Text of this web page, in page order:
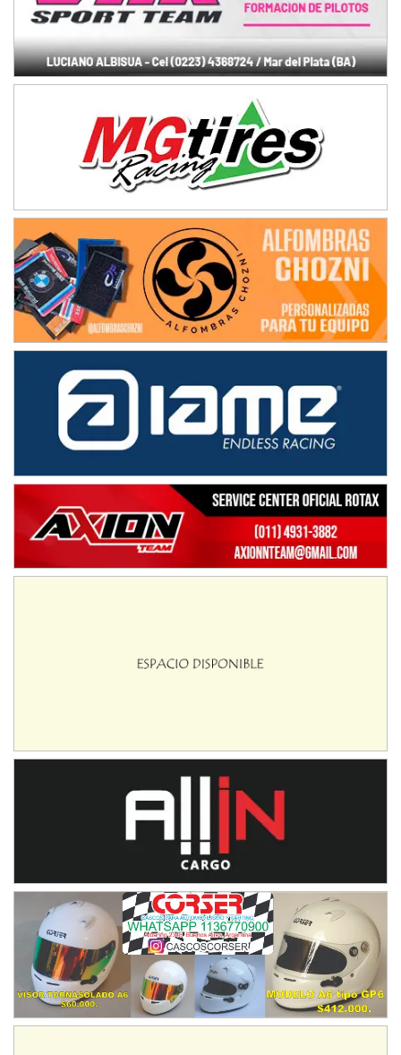
Humboldt (Santa Fe)
NORESTE SANTAFESINO - F6
Ciudad de Avellaneda (Asfalto)
Avellaneda (Santa Fe)
SUR SANTAFESINO - F4
José Samuel Sánchez (Tierra)
Rufino (Santa Fe)
TUCUMANO - F5
El Timbó (Tucumán)